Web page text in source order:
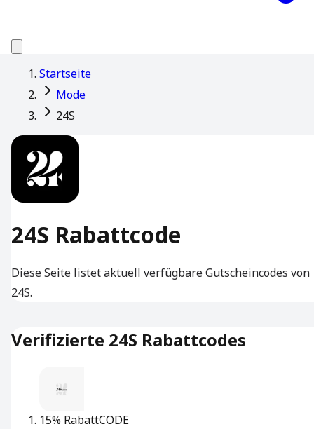
Startseite
Mode
24S
24S Rabattcode
Diese Seite listet aktuell verfügbare Gutscheincodes von
24S.
Verifizierte 24S Rabattcodes
15% RabattCODE